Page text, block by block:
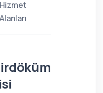
Hizmet
Alanları